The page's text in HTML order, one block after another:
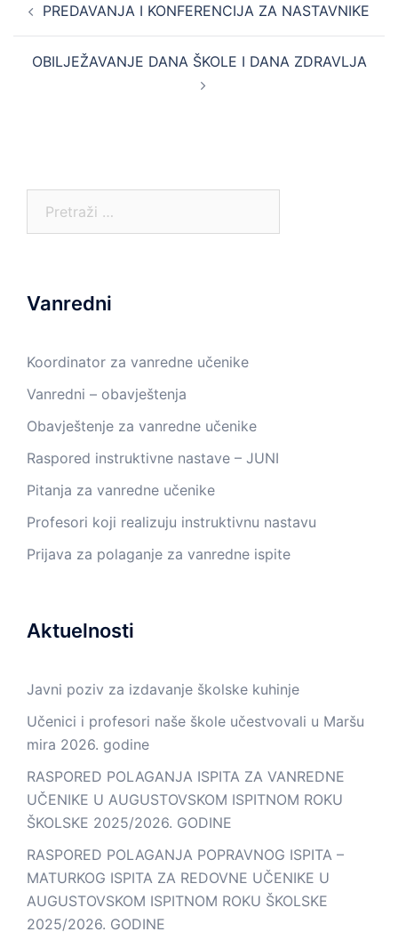
navigation
PREDAVANJA I KONFERENCIJA ZA NASTAVNIKE
OBILJEŽAVANJE DANA ŠKOLE I DANA ZDRAVLJA
Vanredni
Koordinator za vanredne učenike
Vanredni – obavještenja
Obavještenje za vanredne učenike
Raspored instruktivne nastave – JUNI
Pitanja za vanredne učenike
Profesori koji realizuju instruktivnu nastavu
Prijava za polaganje za vanredne ispite
Aktuelnosti
Javni poziv za izdavanje školske kuhinje
Učenici i profesori naše škole učestvovali u Maršu
mira 2026. godine
RASPORED POLAGANJA ISPITA ZA VANREDNE
UČENIKE U AUGUSTOVSKOM ISPITNOM ROKU
ŠKOLSKE 2025/2026. GODINE
RASPORED POLAGANJA POPRAVNOG ISPITA –
MATURKOG ISPITA ZA REDOVNE UČENIKE U
AUGUSTOVSKOM ISPITNOM ROKU ŠKOLSKE
2025/2026. GODINE